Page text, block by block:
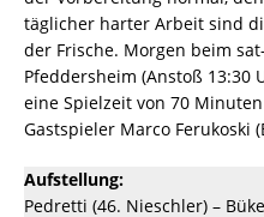
täglicher harter Arbeit sind
der Frische. Morgen beim
Pfeddersheim (Anstoß 13:30
eine Spielzeit von 70
Gastspieler Marco Ferukoski
Aufstellung:
Pedretti (46. Nieschler) –